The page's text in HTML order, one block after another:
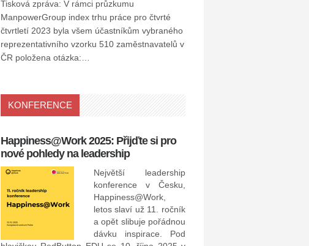
Tisková zpráva: V rámci průzkumu
ManpowerGroup index trhu práce pro čtvrté
čtvrtletí 2023 byla všem účastníkům vybraného
reprezentativního vzorku 510 zaměstnavatelů v
ČR položena otázka:…
KONFERENCE
Happiness@Work 2025: Přijďte si pro
nové pohledy na leadership
Největší leadership
konference v Česku,
Happiness@Work,
letos slaví už 11. ročník
a opět slibuje pořádnou
dávku inspirace. Pod